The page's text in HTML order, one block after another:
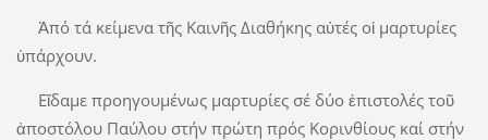
Ἀπό τά κείμενα τῆς Καινῆς Διαθήκης αὐτές οἱ μαρτυρίες
ὑπάρχουν.
Εἴδαμε προηγουμένως μαρτυρίες σέ δύο ἐπιστολές τοῦ
ἀποστόλου Παύλου στήν πρώτη πρός Κορινθίους καί στήν